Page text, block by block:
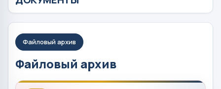
Файловый архив
Файловый архив